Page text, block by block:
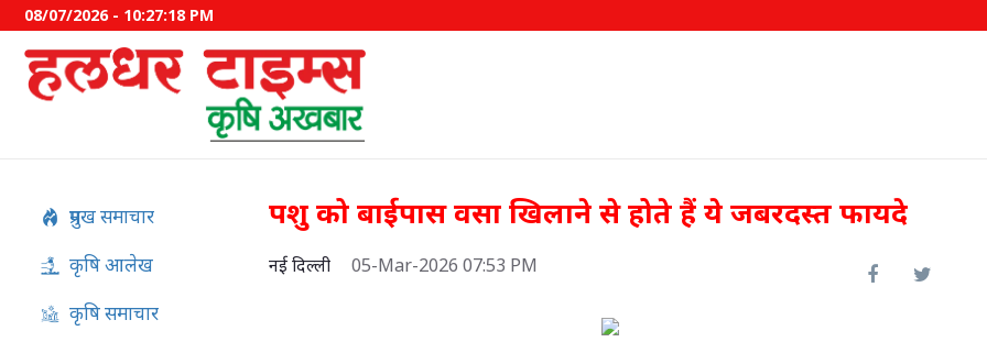
08/07/2026 - 10:27:19 PM
प्रमुख समाचार
कृषि आलेख
कृषि समाचार
पशु को बाईपास वसा खिलाने से होते हैं ये जबरदस्त फायदे
नई दिल्ली 05-Mar-2026 07:53 PM